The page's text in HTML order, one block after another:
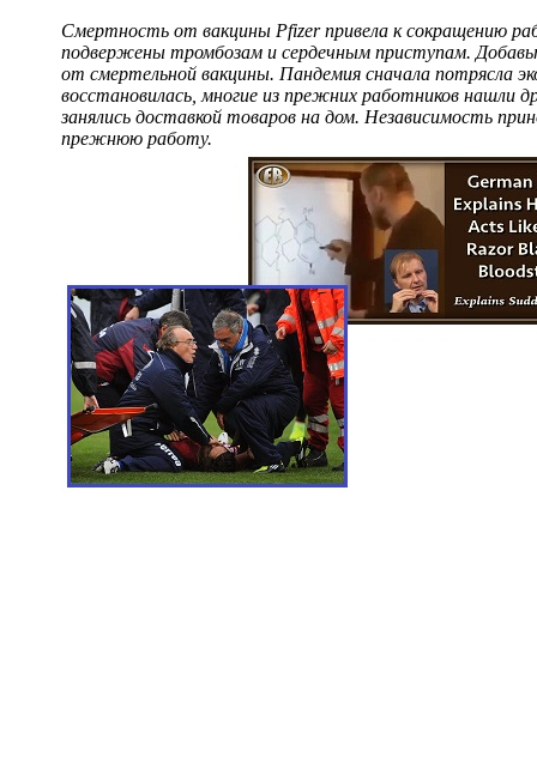
Смертность от вакцины Pfizer привела к сокращению
подвержены тромбозам и сердечным приступам.
от смертельной вакцины. Пандемия сначала потрясла
восстановилась, многие из прежних работников нашли
занялись доставкой товаров на дом. Независимость
прежнюю работу.